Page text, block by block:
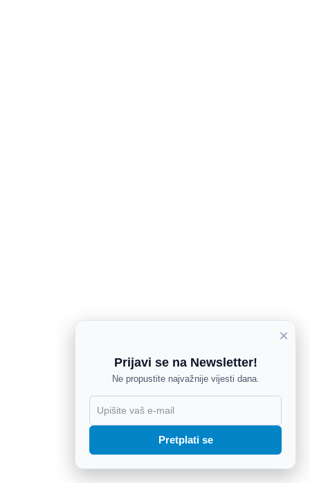
×
Prijavi se na Newsletter!
Ne propustite najvažnije vijesti dana.
Pretplati se